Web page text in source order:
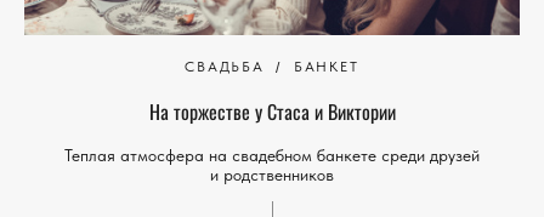
СВАДЬБА БАНКЕТ
На торжестве у Стаса и Виктории
Теплая атмосфера на свадебном банкете среди друзей
и родственников